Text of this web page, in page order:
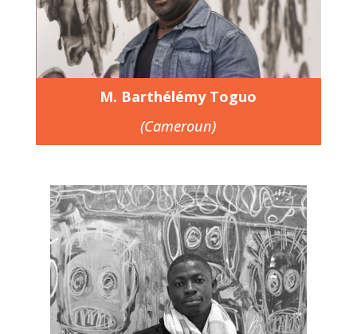
M. Barthélémy Toguo
(Cameroun)